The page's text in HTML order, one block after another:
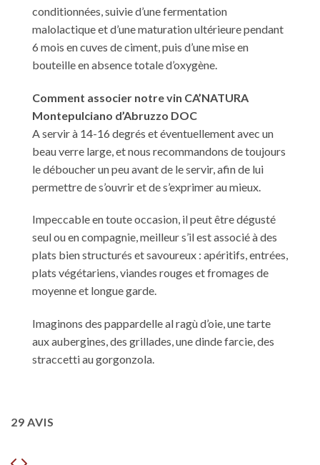
conditionnées, suivie d’une fermentation
malolactique et d’une maturation ultérieure pendant
6 mois en cuves de ciment, puis d’une mise en
bouteille en absence totale d’oxygène.
Comment associer notre vin CA’NATURA
Montepulciano d’Abruzzo DOC
A servir à 14-16 degrés et éventuellement avec un
beau verre large, et nous recommandons de toujours
le déboucher un peu avant de le servir, afin de lui
permettre de s’ouvrir et de s’exprimer au mieux.
Impeccable en toute occasion, il peut être dégusté
seul ou en compagnie, meilleur s’il est associé à des
plats bien structurés et savoureux : apéritifs, entrées,
plats végétariens, viandes rouges et fromages de
moyenne et longue garde.
Imaginons des pappardelle al ragù d’oie, une tarte
aux aubergines, des grillades, une dinde farcie, des
straccetti au gorgonzola.
29 AVIS